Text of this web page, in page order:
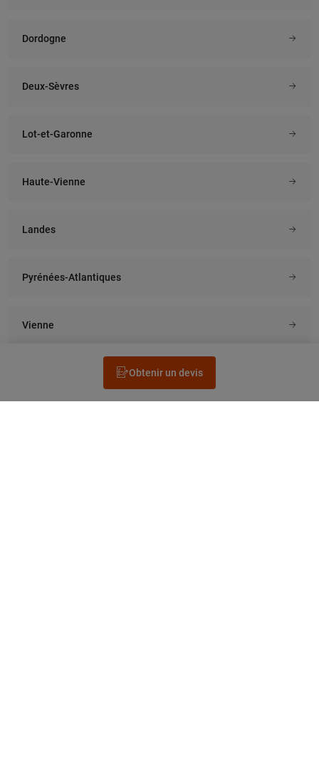
Obtenir un devis
Dordogne
Deux-Sèvres
Lot-et-Garonne
Haute-Vienne
Landes
Pyrénées-Atlantiques
Vienne